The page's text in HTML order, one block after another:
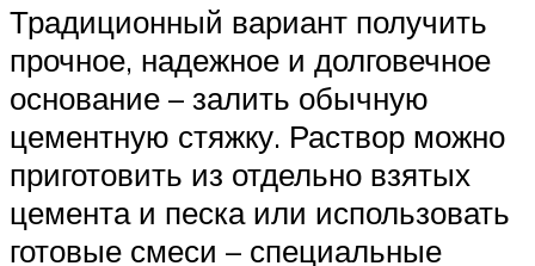
Традиционный вариант получить
прочное, надежное и долговечное
основание – залить обычную
цементную стяжку. Раствор можно
приготовить из отдельно взятых
цемента и песка или использовать
готовые смеси – специальные